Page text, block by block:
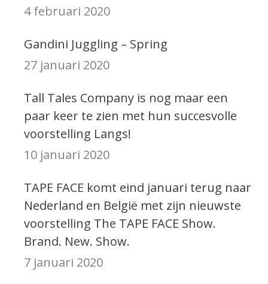
4 februari 2020
Gandini Juggling – Spring
27 januari 2020
Tall Tales Company is nog maar een
paar keer te zien met hun succesvolle
voorstelling Langs!
10 januari 2020
TAPE FACE komt eind januari terug naar
Nederland en België met zijn nieuwste
voorstelling The TAPE FACE Show.
Brand. New. Show.
7 januari 2020